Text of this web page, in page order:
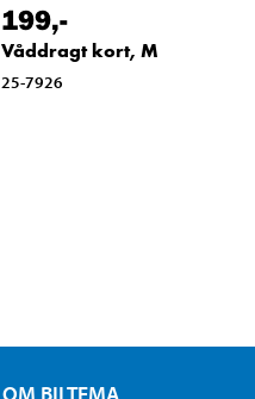
199,-
Våddragt kort, M
25-7926